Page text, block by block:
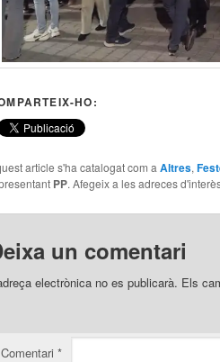
HO:
article s'ha catalogat com a Altres,
PP. Afegeix a les adreces
un comentari
electrònica no es publicarà. Els
Comentari *